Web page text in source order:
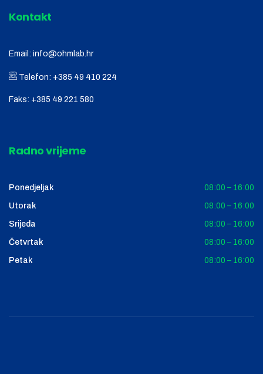
Kontakt
Email: info@ohmlab.hr
Telefon: +385 49 410 224
Faks: +385 49 221 580
Radno vrijeme
Ponedjeljak 08:00 – 16:00
Utorak 08:00 – 16:00
Srijeda 08:00 – 16:00
Četvrtak 08:00 – 16:00
Petak 08:00 – 16:00